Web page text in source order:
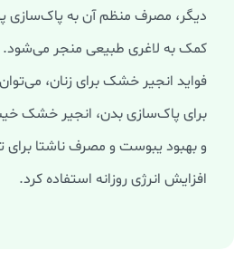
دیگر، مصرف منظم آن به
کمک به لاغری طبیعی منجر می‌شود.
فواید انجیر خشک برای زنان،
برای پاک‌سازی بدن، انجیر خشک
و بهبود یبوست و مصرف ناشتا برای
افزایش انرژی روزانه استفاده کرد.